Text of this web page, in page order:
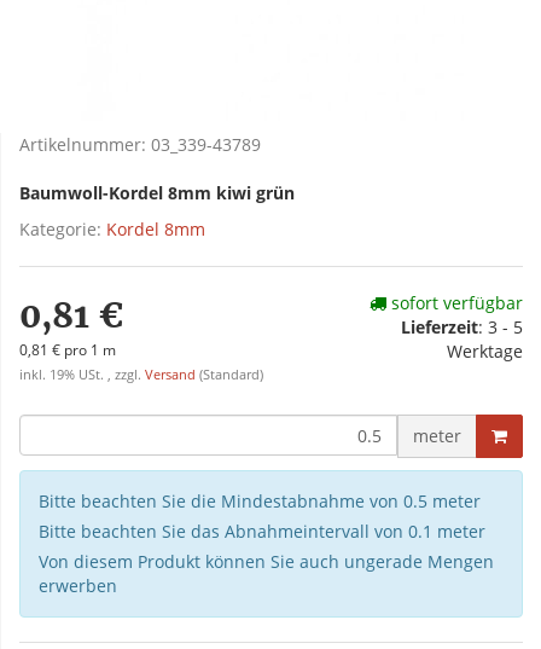
Artikelnummer: 03_339-43789
Baumwoll-Kordel 8mm kiwi grün
Kategorie: Kordel 8mm
0,81 €
0,81 € pro 1 m
inkl. 19% USt. , zzgl. Versand (Standard)
sofort verfügbar
Lieferzeit: 3 - 5
Werktage
meter
Bitte beachten Sie die Mindestabnahme von 0.5 meter
Bitte beachten Sie das Abnahmeintervall von 0.1 meter
Von diesem Produkt können Sie auch ungerade Mengen
erwerben